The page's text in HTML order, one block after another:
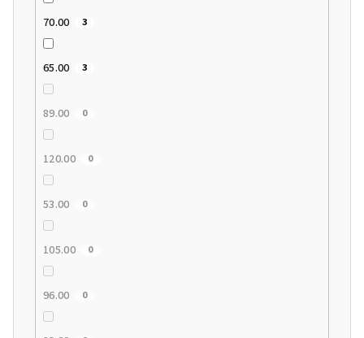
70.00 3
65.00 3
89.00 0
120.00 0
53.00 0
105.00 0
96.00 0